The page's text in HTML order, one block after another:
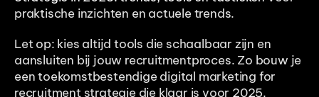
praktische inzichten en actuele trends.
Let op: kies altijd tools die schaalbaar zijn en
aansluiten bij jouw recruitmentproces. Zo bouw je
een toekomstbestendige digital marketing for
recruitment strategie die klaar is voor 2025.